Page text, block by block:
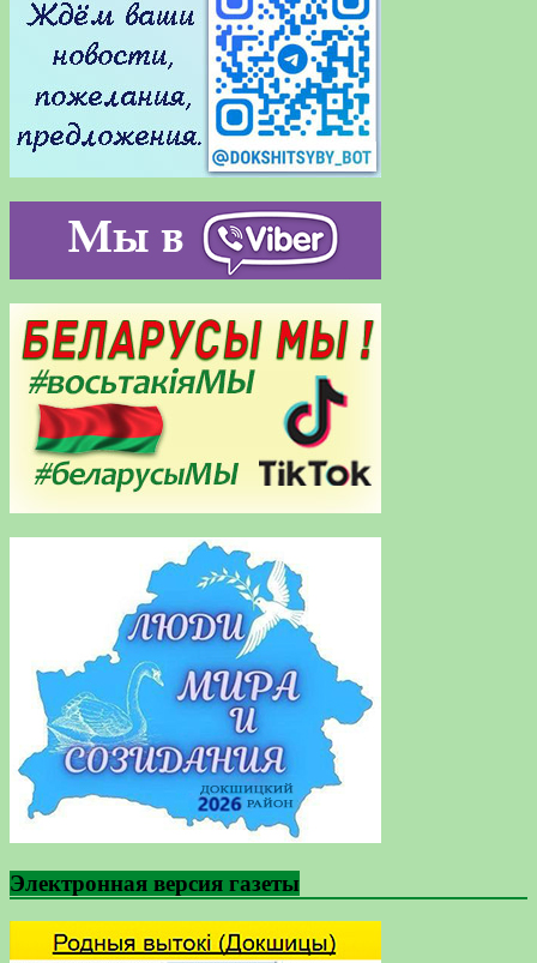
Электронная версия газеты